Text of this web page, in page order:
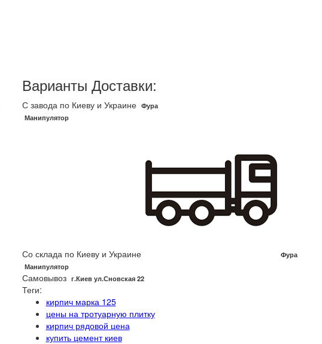
Варианты Доставки:
С завода по Киеву и Украине Фура
Манипулятор
Со склада по Киеву и Украине
Фура
Манипулятор
Самовывоз г.Киев ул.Сновская 22
Теги:
кирпич марка 125
цены на тротуарную плитку
кирпич рядовой цена
купить цемент киев